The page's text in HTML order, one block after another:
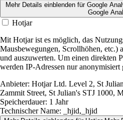
Mehr Details einblendenfür Google
Google
Hotjar
Mit Hotjar ist es möglich, das
Mausbewegungen, Scrollhöhen, etc.)
und auszuwerten. Um einen direkten
werden IP-Adressen nur anonymisiert
Anbieter: Hotjar Ltd. Level 2, St
Zammit Street, St Julian's STJ 1000,
Speicherdauer: 1 Jahr
Technischer Name: _hjid,_hjid